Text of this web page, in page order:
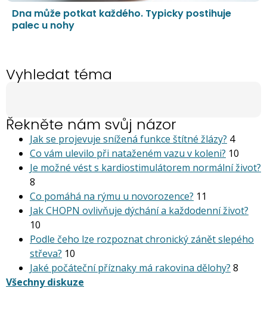
Dna může potkat každého. Typicky postihuje
palec u nohy
Vyhledat téma
Řekněte nám svůj názor
Jak se projevuje snížená funkce štítné žlázy? 4
Co vám ulevilo při nataženém vazu v koleni? 10
Je možné vést s kardiostimu­látorem normální život?
8
Co pomáhá na rýmu u novorozence? 11
Jak CHOPN ovlivňuje dýchání a každodenní život?
10
Podle čeho lze rozpoznat chronický zánět slepého
střeva? 10
Jaké počáteční příznaky má rakovina dělohy? 8
Všechny diskuze